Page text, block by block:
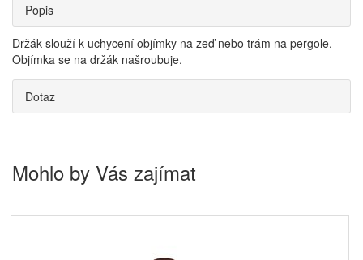
Popis
Držák slouží k uchycení objímky na zeď nebo trám na pergole.
Objímka se na držák našroubuje.
Dotaz
Mohlo by Vás zajímat